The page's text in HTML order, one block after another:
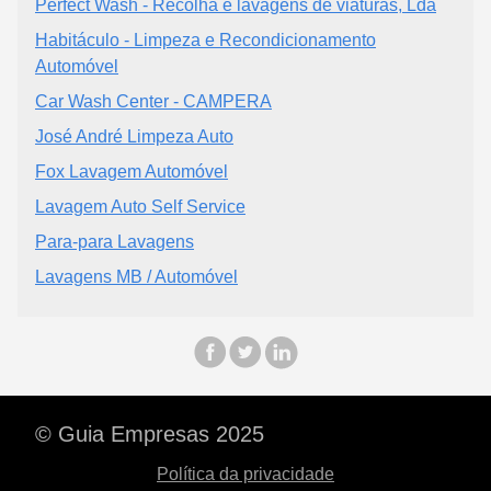
Perfect Wash - Recolha e lavagens de viaturas, Lda
Habitáculo - Limpeza e Recondicionamento
Automóvel
Car Wash Center - CAMPERA
José André Limpeza Auto
Fox Lavagem Automóvel
Lavagem Auto Self Service
Para-para Lavagens
Lavagens MB / Automóvel
© Guia Empresas 2025
Política da privacidade